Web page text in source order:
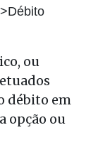
ou
débito em
opção ou